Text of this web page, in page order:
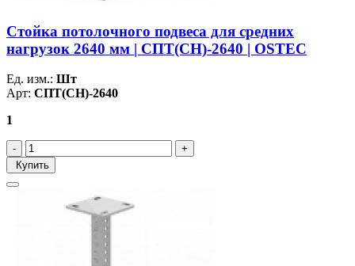
Стойка потолочного подвеса для средних
нагрузок 2640 мм | СПТ(СН)-2640 | OSTEC
Ед. изм.: Шт
Арт: СПТ(СН)-2640
1
Купить